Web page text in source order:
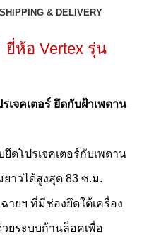
& DELIVERY
ห้อ Vertex รุ่น
เจคเตอร์ ยึดกับฝ้าเพดาน
ดโปรเจคเตอร์กับเพดาน
าวได้สูงสุด 83 ซ.ม.
ายฯ ที่มีช่องยึดใต้เครื่อง
ยระบบก้านล็อคเพื่อ